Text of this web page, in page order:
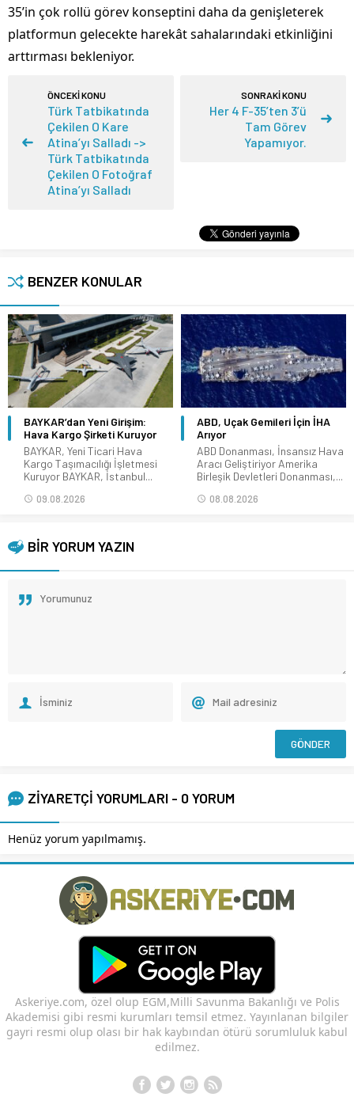
35’in çok rollü görev konseptini daha da genişleterek
platformun gelecekte harekât sahalarındaki etkinliğini
arttırması bekleniyor.
ÖNCEKİ KONU
Türk Tatbikatında
Çekilen O Kare
Atina’yı Salladı ->
Türk Tatbikatında
Çekilen O Fotoğraf
Atina’yı Salladı
SONRAKİ KONU
Her 4 F-35’ten 3’ü
Tam Görev
Yapamıyor.
BENZER KONULAR
BAYKAR’dan Yeni Girişim:
Hava Kargo Şirketi Kuruyor
BAYKAR, Yeni Ticari Hava
Kargo Taşımacılığı İşletmesi
Kuruyor BAYKAR, İstanbul...
09.08.2026
ABD, Uçak Gemileri İçin İHA
Arıyor
ABD Donanması, İnsansız Hava
Aracı Geliştiriyor Amerika
Birleşik Devletleri Donanması,...
08.08.2026
BİR YORUM YAZIN
ZİYARETÇİ YORUMLARI - 0 YORUM
Henüz yorum yapılmamış.
Askeriye.com, özel olup EGM,Milli Savunma Bakanlığı ve Polis
Akademisi gibi resmi kurumları temsil etmez. Yayınlanan bilgiler
gayri resmi olup olası bir hak kaybından ötürü sorumluluk kabul
edilmez.